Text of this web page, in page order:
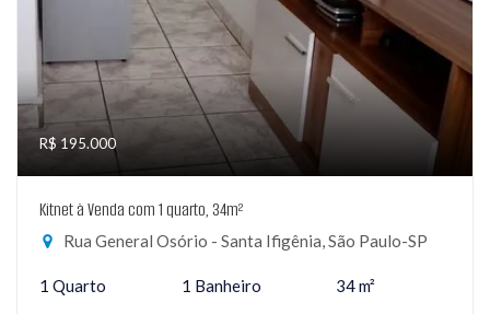
R$ 195.000
Kitnet à Venda com 1 quarto, 34m²
Rua General Osório - Santa Ifigênia, São Paulo-SP
1 Quarto 1 Banheiro 34 m²